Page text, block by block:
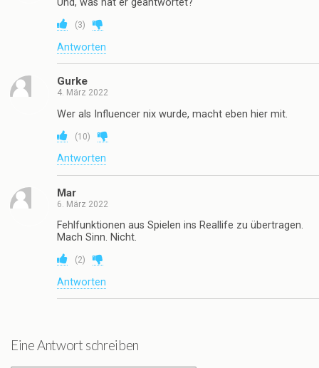
Und, was hat er geantwortet?
(3)
Antworten
Gurke
4. März 2022
Wer als Influencer nix wurde, macht eben hier mit.
(10)
Antworten
Mar
6. März 2022
Fehlfunktionen aus Spielen ins Reallife zu übertragen.
Mach Sinn. Nicht.
(2)
Antworten
Eine Antwort schreiben